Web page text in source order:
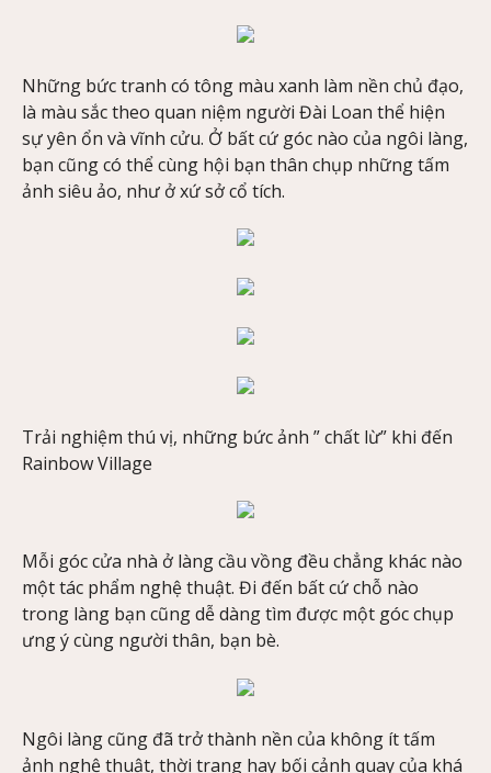
Những bức tranh có tông màu xanh làm nền chủ đạo,
là màu sắc theo quan niệm người Đài Loan thể hiện
sự yên ổn và vĩnh cửu. Ở bất cứ góc nào của ngôi làng,
bạn cũng có thể cùng hội bạn thân chụp những tấm
ảnh siêu ảo, như ở xứ sở cổ tích.
Trải nghiệm thú vị, những bức ảnh ” chất lừ” khi đến
Rainbow Village
Mỗi góc cửa nhà ở làng cầu vồng đều chẳng khác nào
một tác phẩm nghệ thuật. Đi đến bất cứ chỗ nào
trong làng bạn cũng dễ dàng tìm được một góc chụp
ưng ý cùng người thân, bạn bè.
Ngôi làng cũng đã trở thành nền của không ít tấm
ảnh nghệ thuật, thời trang hay bối cảnh quay của khá